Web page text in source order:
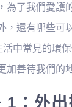
為了我們愛護
，還有哪些可
中常見的環
加善待我們的
1：外